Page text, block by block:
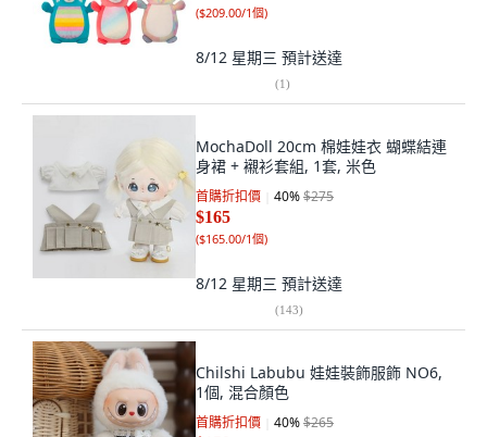
($209.00/1個)
8/12 星期三 預計送達
(1)
MochaDoll 20cm 棉娃娃衣 蝴蝶結連
身裙 + 襯衫套組, 1套, 米色
首購折扣價 40%$275
$165
($165.00/1個)
8/12 星期三 預計送達
(143)
Chilshi Labubu 娃娃裝飾服飾 NO6,
1個, 混合顏色
首購折扣價 40%$265